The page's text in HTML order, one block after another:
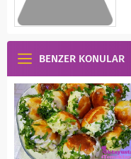
BENZER KONULAR